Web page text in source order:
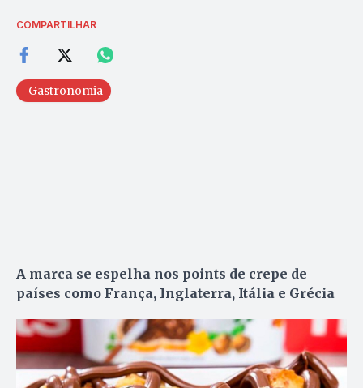
COMPARTILHAR
Gastronomia
A marca se espelha nos points de crepe de
países como França, Inglaterra, Itália e Grécia